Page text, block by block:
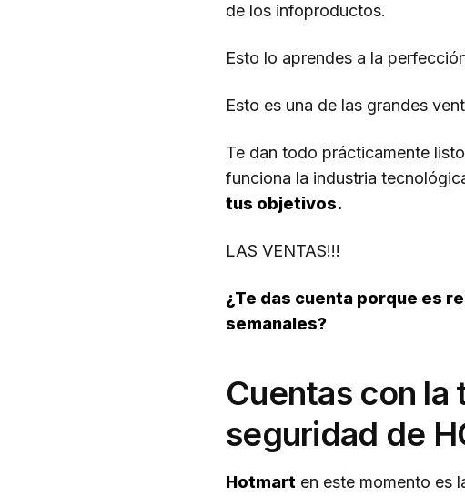
de los infoproductos.
Esto lo aprendes a la
Esto es una de las grandes
Te dan todo prácticamente
funciona la industria
tus objetivos.
LAS VENTAS!!!
¿Te das cuenta porque es
semanales?
Cuentas con la
seguridad de
Hotmart en este momento es